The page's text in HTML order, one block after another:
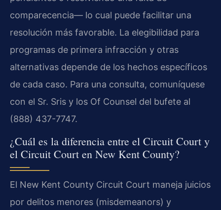
comparecencia— lo cual puede facilitar una
resolución más favorable. La elegibilidad para
programas de primera infracción y otras
alternativas depende de los hechos específicos
de cada caso. Para una consulta, comuníquese
con el Sr. Sris y los Of Counsel del bufete al
(888) 437-7747.
¿Cuál es la diferencia entre el Circuit Court y
el Circuit Court en New Kent County?
El New Kent County Circuit Court maneja juicios
por delitos menores (misdemeanors) y